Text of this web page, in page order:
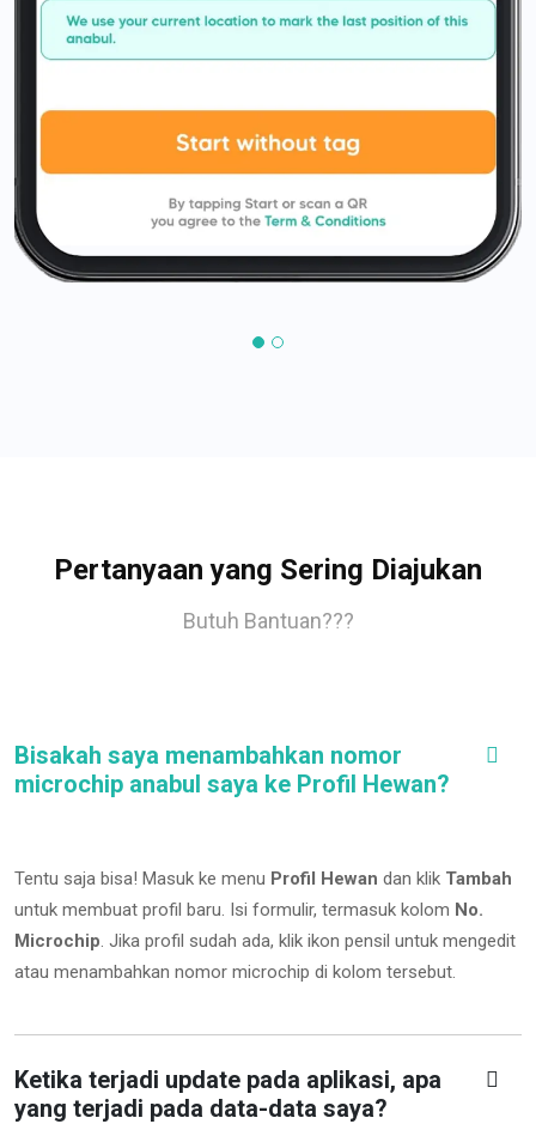
Pertanyaan yang Sering Diajukan
Butuh Bantuan???
Bisakah saya menambahkan nomor
microchip anabul saya ke Profil Hewan?
Tentu saja bisa! Masuk ke menu Profil Hewan dan klik Tambah
untuk membuat profil baru. Isi formulir, termasuk kolom No.
Microchip. Jika profil sudah ada, klik ikon pensil untuk mengedit
atau menambahkan nomor microchip di kolom tersebut.
Ketika terjadi update pada aplikasi, apa
yang terjadi pada data-data saya?